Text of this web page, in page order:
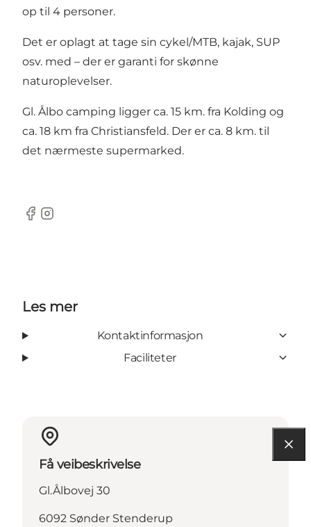
op til 4 personer.
Det er oplagt at tage sin cykel/MTB, kajak, SUP
osv. med – der er garanti for skønne
naturoplevelser.
Gl. Ålbo camping ligger ca. 15 km. fra Kolding og
ca. 18 km fra Christiansfeld. Der er ca. 8 km. til
det nærmeste supermarked.
Facebook
Instagram
Les mer
Kontaktinformasjon
Faciliteter
Få veibeskrivelse
Gl.Ålbovej 30
6092 Sønder Stenderup